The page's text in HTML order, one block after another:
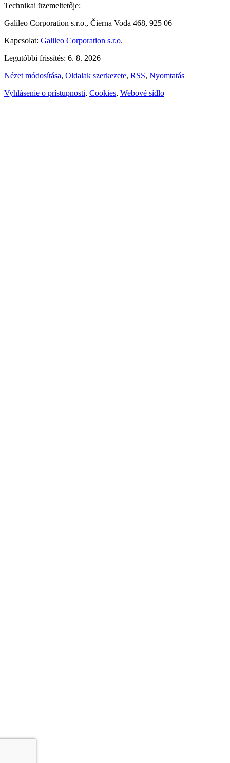
Technikai üzemeltetője:
Galileo Corporation s.r.o., Čierna Voda 468, 925 06
Kapcsolat: Galileo Corporation s.r.o.
Legutóbbi frissítés: 6. 8. 2026
Nézet módosítása, Oldalak szerkezete, RSS, Nyomtatás
Vyhlásenie o prístupnosti, Cookies, Webové sídlo